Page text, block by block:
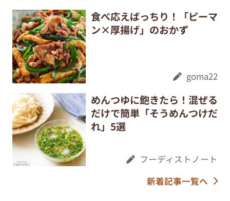
食べ応えばっちり！「ピーマ
ン×厚揚げ」のおかず
goma22
めんつゆに飽きたら！混ぜる
だけで簡単「そうめんつけだ
れ」5選
フーディストノート
新着記事一覧へ